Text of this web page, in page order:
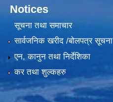
Notices
सूचना तथा समाचार
सार्वजनिक खरीद /बोलपत्र सूचना
एन, कानुन तथा निर्देशिका
कर तथा शुल्कहरु